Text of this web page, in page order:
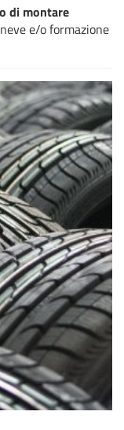
di montare
e/o formazione